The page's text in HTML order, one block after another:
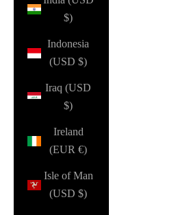
$)
Indonesia
(USD $)
Iraq (USD
$)
Ireland
(EUR €)
Isle of Man
(USD $)